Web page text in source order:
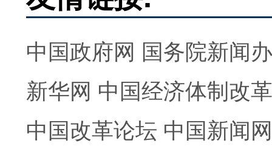
中国政府网 国务院新闻
新华网 中国经济体制改
中国改革论坛 中国新闻网